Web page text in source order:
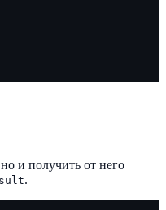
и получить от него
.